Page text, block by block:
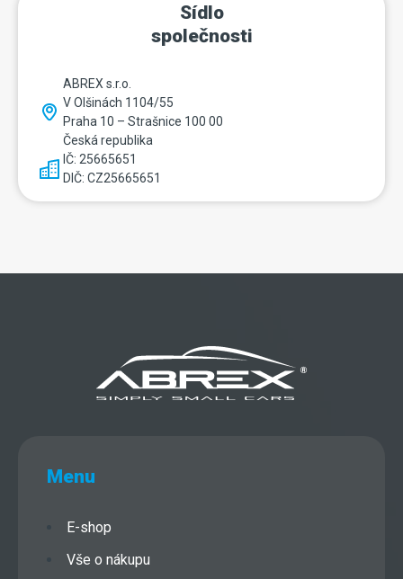
Sídlo
společnosti
ABREX s.r.o.
V Olšinách 1104/55
Praha 10 – Strašnice 100 00
Česká republika
IČ: 25665651
DIČ: CZ25665651
Menu
E-shop
Vše o nákupu